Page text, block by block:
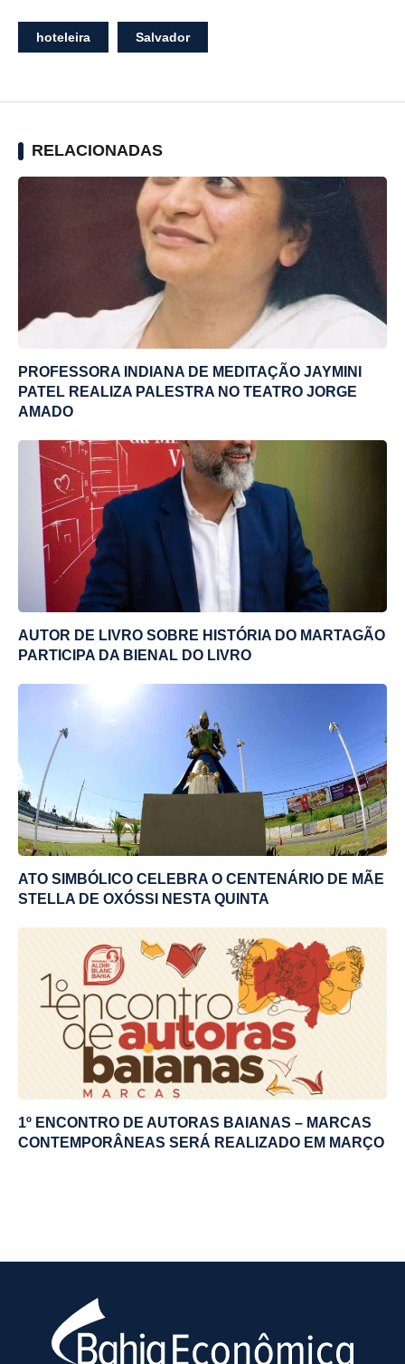
hoteleira Salvador
RELACIONADAS
PROFESSORA INDIANA DE MEDITAÇÃO JAYMINI
PATEL REALIZA PALESTRA NO TEATRO JORGE
AMADO
AUTOR DE LIVRO SOBRE HISTÓRIA DO MARTAGÃO
PARTICIPA DA BIENAL DO LIVRO
ATO SIMBÓLICO CELEBRA O CENTENÁRIO DE MÃE
STELLA DE OXÓSSI NESTA QUINTA
1º ENCONTRO DE AUTORAS BAIANAS – MARCAS
CONTEMPORÂNEAS SERÁ REALIZADO EM MARÇO